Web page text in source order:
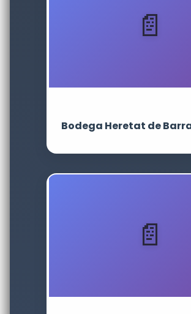
Bodega Heretat de